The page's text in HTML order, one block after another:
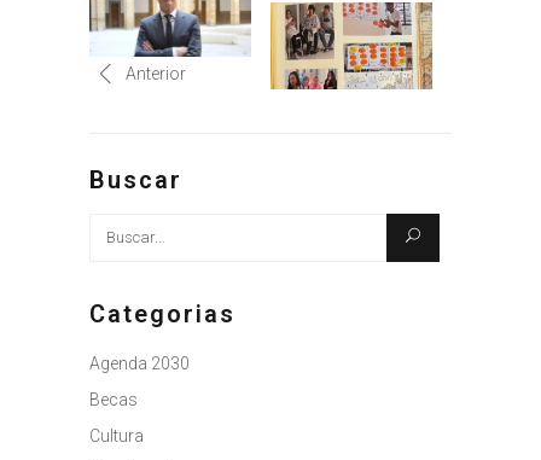
Anterior
Buscar
Busque:
Categorias
Agenda 2030
Becas
Cultura